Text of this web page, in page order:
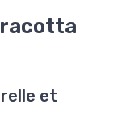
et